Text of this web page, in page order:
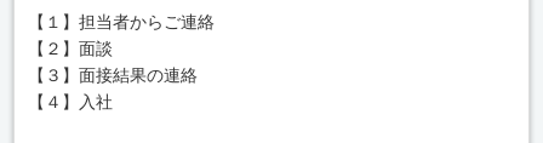
【１】担当者からご連絡
【２】面談
【３】面接結果の連絡
【４】入社